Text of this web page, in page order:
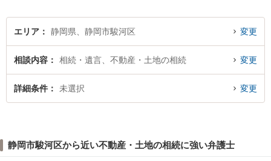
い。
エリア 静岡県、静岡市駿河区 変更
相談内容 相続・遺言、不動産・土地の相続 変更
詳細条件 未選択 変更
静岡市駿河区から近い不動産・土地の相続に強い弁護士